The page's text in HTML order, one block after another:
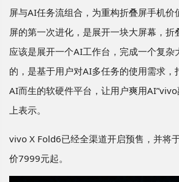
屏与AI任务流组合，为重构折叠屏手机价
屏的第一次进化，是展开一块大屏幕，折
应该是展开一个AI工作台，完成一个复杂
的，是基于用户对AI多任务的使用需求，
AI而生的软硬件平台，让用户爽用
上表示。
vivo X Fold6已经全渠道开启预售，并将
价7999元起。